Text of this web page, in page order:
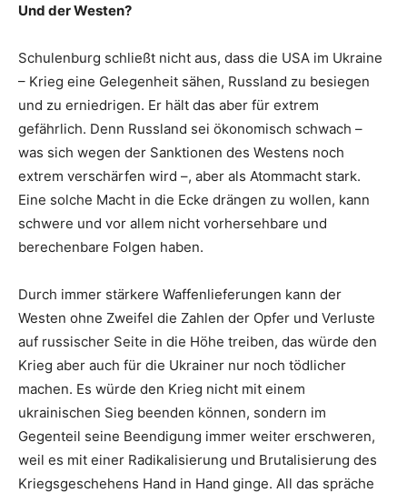
Und der Westen?
Schulenburg schließt nicht aus, dass die USA im Ukraine
– Krieg eine Gelegenheit sähen, Russland zu besiegen
und zu erniedrigen. Er hält das aber für extrem
gefährlich. Denn Russland sei ökonomisch schwach –
was sich wegen der Sanktionen des Westens noch
extrem verschärfen wird –, aber als Atommacht stark.
Eine solche Macht in die Ecke drängen zu wollen, kann
schwere und vor allem nicht vorhersehbare und
berechenbare Folgen haben.
Durch immer stärkere Waffenlieferungen kann der
Westen ohne Zweifel die Zahlen der Opfer und Verluste
auf russischer Seite in die Höhe treiben, das würde den
Krieg aber auch für die Ukrainer nur noch tödlicher
machen. Es würde den Krieg nicht mit einem
ukrainischen Sieg beenden können, sondern im
Gegenteil seine Beendigung immer weiter erschweren,
weil es mit einer Radikalisierung und Brutalisierung des
Kriegsgeschehens Hand in Hand ginge. All das spräche